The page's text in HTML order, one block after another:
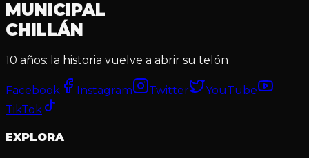
MUNICIPAL
CHILLÁN
10 años: la historia vuelve a abrir su telón
Facebook Instagram Twitter
YouTube
TikTok
EXPLORA